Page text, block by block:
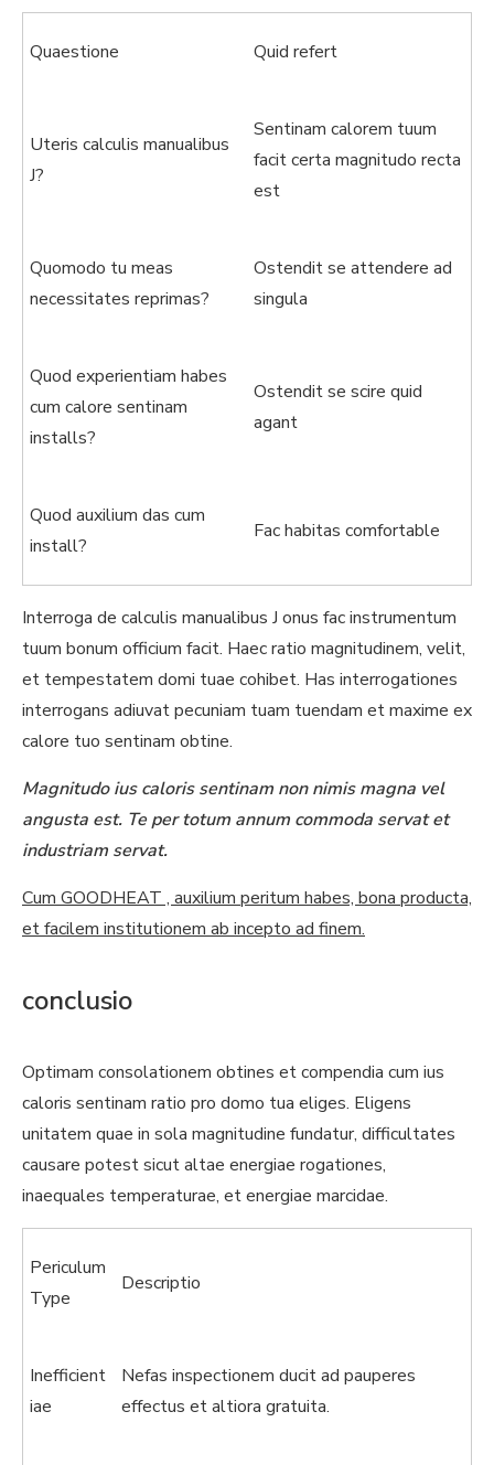
Quaestione Quid refert
Uteris calculis manualibus
J?
Sentinam calorem tuum
facit certa magnitudo recta
est
Quomodo tu meas
necessitates reprimas?
Ostendit se attendere ad
singula
Quod experientiam habes
cum calore sentinam
installs?
Ostendit se scire quid
agant
Quod auxilium das cum
install?
Fac habitas comfortable
Interroga de calculis manualibus J onus fac instrumentum
tuum bonum officium facit. Haec ratio magnitudinem, velit,
et tempestatem domi tuae cohibet. Has interrogationes
interrogans adiuvat pecuniam tuam tuendam et maxime ex
calore tuo sentinam obtine.
Magnitudo ius caloris sentinam non nimis magna vel
angusta est. Te per totum annum commoda servat et
industriam servat.
Cum GOODHEAT , auxilium peritum habes, bona producta,
et facilem institutionem ab incepto ad finem.
conclusio
Optimam consolationem obtines et compendia cum ius
caloris sentinam ratio pro domo tua eliges. Eligens
unitatem quae in sola magnitudine fundatur, difficultates
causare potest sicut altae energiae rogationes,
inaequales temperaturae, et energiae marcidae.
Periculum
Type
Descriptio
Inefficient
iae
Nefas inspectionem ducit ad pauperes
effectus et altiora gratuita.